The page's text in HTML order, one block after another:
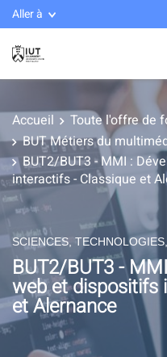
Aller à
Accueil Toute l'offre de
BUT Métiers du
BUT2/BUT3 - MMI :
interactifs - Classique et
SCIENCES,
BUT2/BUT3 -
web et dispositifs
et Alernance